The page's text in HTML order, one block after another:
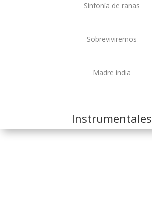
Sinfonía de ranas
Sobreviviremos
Madre india
Instrumentales